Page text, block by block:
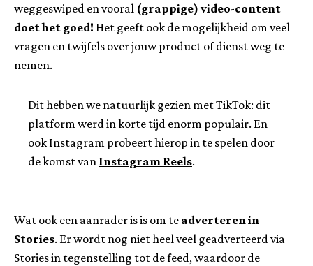
weggeswiped en vooral (grappige) video-content
doet het goed! Het geeft ook de mogelijkheid om veel
vragen en twijfels over jouw product of dienst weg te
nemen.
Dit hebben we natuurlijk gezien met TikTok: dit
platform werd in korte tijd enorm populair. En
ook Instagram probeert hierop in te spelen door
de komst van Instagram Reels.
Wat ook een aanrader is is om te adverteren in
Stories. Er wordt nog niet heel veel geadverteerd via
Stories in tegenstelling tot de feed, waardoor de